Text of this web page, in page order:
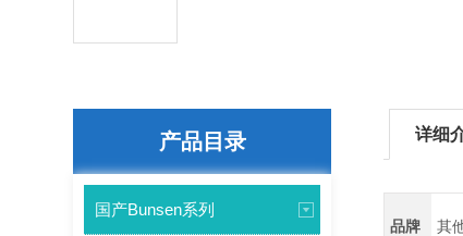
产品目录
国产Bunsen系列
详细
品牌 其